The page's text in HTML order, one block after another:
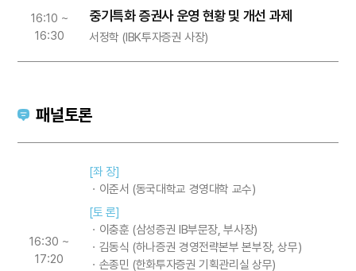
16:10 ~
16:30
중기특화 증권사 운영 현황 및 개선 과제
서정학 (IBK투자증권 사장)
패널토론
16:30 ~
17:20
[좌 장]
ㆍ이준서 (동국대학교 경영대학 교수)
[토 론]
ㆍ이충훈 (삼성증권 IB부문장, 부사장)
ㆍ김동식 (하나증권 경영전략본부 본부장, 상무)
ㆍ손종민 (한화투자증권 기획관리실 상무)